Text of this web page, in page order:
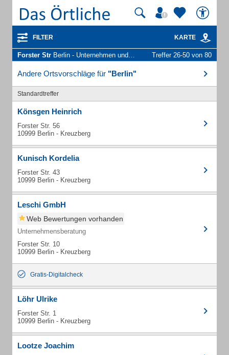
FILTER KARTE
Forster Str Berlin - Unternehmen und Personen Treffer 26-50 von 80
Andere Ortsvorschläge für "Berlin"
Standardtreffer
Könsgen Heinrich
Forster Str. 56
10999 Berlin - Kreuzberg
Kunisch Kordelia
Forster Str. 43
10999 Berlin - Kreuzberg
Leschi GmbH
Web Bewertungen vorhanden
Unternehmensberatung
Forster Str. 10
10999 Berlin - Kreuzberg
Gratis-Digitalcheck
Löhr Ulrike
Forster Str. 1
10999 Berlin - Kreuzberg
Lootze Joachim